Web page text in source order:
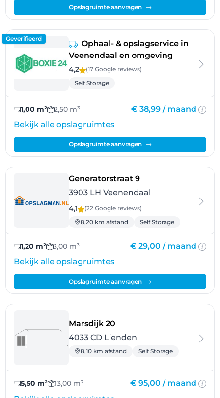
Opslagruimte aanvragen
Geverifieerd
Ophaal- & opslagservice in
Veenendaal en omgeving
4,2 (17 Google reviews)
Self Storage
1,00 m² 2,50 m³ € 38,99 / maand
Bekijk alle opslagruimtes
Opslagruimte aanvragen
Generatorstraat 9- Veenendaal
3903 LH Veenendaal
4,1 (22 Google reviews)
8,20 km afstand
Self Storage
1,20 m² 3,00 m³ € 29,00 / maand
Bekijk alle opslagruimtes
Opslagruimte aanvragen
Marsdijk 20
4033 CD Lienden
8,10 km afstand Self Storage
5,50 m² 13,00 m³ € 95,00 / maand